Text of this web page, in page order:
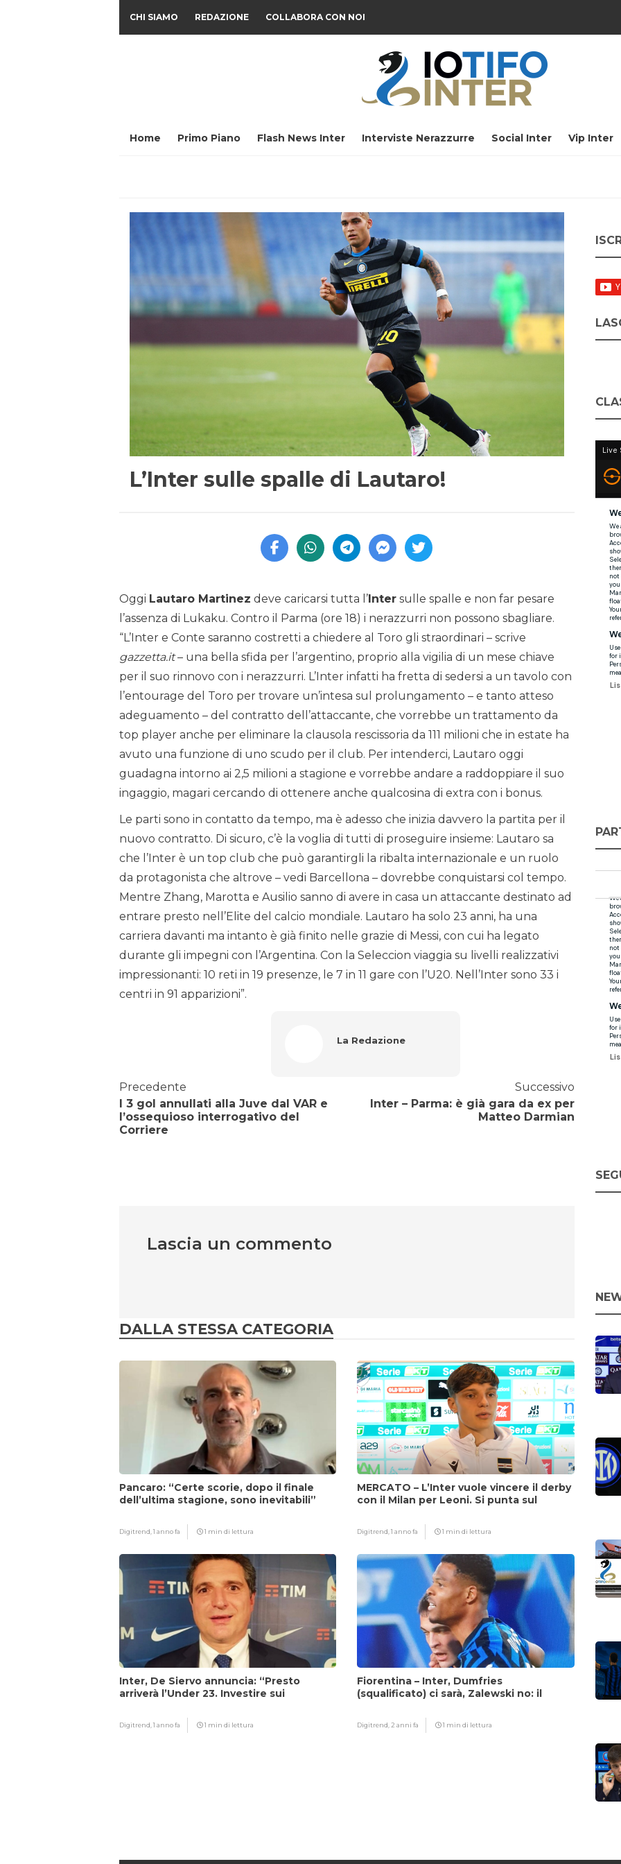
CHI SIAMO REDAZIONE COLLABORA CON NOI
Home Primo Piano Flash News Inter Interviste Nerazzurre Social Inter Vip Inter
L’Inter sulle spalle di Lautaro!
Oggi Lautaro Martinez deve caricarsi tutta l’ Inter sulle spalle e non far pesare
l’assenza di Lukaku. Contro il Parma (ore 18) i nerazzurri non possono sbagliare.
“L’Inter e Conte saranno costretti a chiedere al Toro gli straordinari – scrive
gazzetta.it– una bella sfida per l’argentino, proprio alla vigilia di un mese chiave
per il suo rinnovo con i nerazzurri. L’Inter infatti ha fretta di sedersi a un tavolo con
l’entourage del Toro per trovare un’intesa sul prolungamento – e tanto atteso
adeguamento – del contratto dell’attaccante, che vorrebbe un trattamento da
top player anche per eliminare la clausola rescissoria da 111 milioni che in estate ha
avuto una funzione di uno scudo per il club. Per intenderci, Lautaro oggi
guadagna intorno ai 2,5 milioni a stagione e vorrebbe andare a raddoppiare il suo
ingaggio, magari cercando di ottenere anche qualcosina di extra con i bonus.
Le parti sono in contatto da tempo, ma è adesso che inizia davvero la partita per il
nuovo contratto. Di sicuro, c’è la voglia di tutti di proseguire insieme: Lautaro sa
che l’Inter è un top club che può garantirgli la ribalta internazionale e un ruolo
da protagonista che altrove – vedi Barcellona – dovrebbe conquistarsi col tempo.
Mentre Zhang, Marotta e Ausilio sanno di avere in casa un attaccante destinato ad
entrare presto nell’Elite del calcio mondiale. Lautaro ha solo 23 anni, ha una
carriera davanti ma intanto è già finito nelle grazie di Messi, con cui ha legato
durante gli impegni con l’Argentina. Con la Seleccion viaggia su livelli realizzativi
impressionanti: 10 reti in 19 presenze, le 7 in 11 gare con l’U20. Nell’Inter sono 33 i
centri in 91 apparizioni”.
La Redazione
Precedente
I 3 gol annullati alla Juve dal VAR e
l’ossequioso interrogativo del
Corriere
Successivo
Inter – Parma: è già gara da ex per
Matteo Darmian
Lascia un commento
DALLA STESSA CATEGORIA
Pancaro: “Certe scorie, dopo il finale
dell’ultima stagione, sono inevitabili”
Digitrend,1 anno fa 1 min di lettura
MERCATO – L’Inter vuole vincere il derby
con il Milan per Leoni. Si punta sul
Digitrend,1 anno fa 1 min di lettura
Inter, De Siervo annuncia: “Presto
arriverà l’Under 23. Investire sui
Digitrend,1 anno fa 1 min di lettura
Fiorentina – Inter, Dumfries
(squalificato) ci sarà, Zalewski no: il
Digitrend,2 anni fa 1 min di lettura